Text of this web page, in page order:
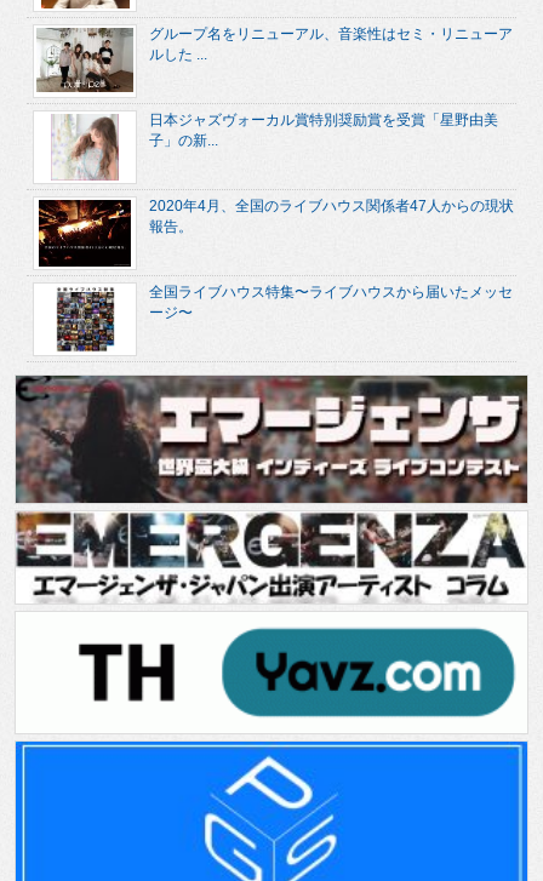
グループ名をリニューアル、音楽性はセミ・リニューア
ルした ...
日本ジャズヴォーカル賞特別奨励賞を受賞「星野由美
子」の新...
2020年4月、全国のライブハウス関係者47人からの現状
報告。
全国ライブハウス特集〜ライブハウスから届いたメッセ
ージ〜